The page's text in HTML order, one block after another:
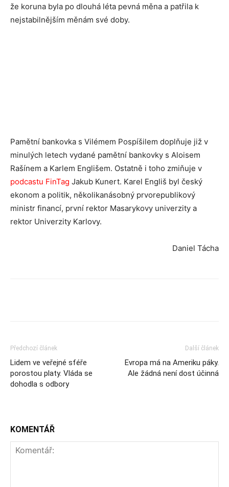
že koruna byla po dlouhá léta pevná měna a patřila k
nejstabilnějším měnám své doby.
Pamětní bankovka s Vilémem Pospíšilem doplňuje již v
minulých letech vydané pamětní bankovky s Aloisem
Rašínem a Karlem Englišem. Ostatně i toho zmiňuje v
podcastu FinTag Jakub Kunert. Karel Engliš byl český
ekonom a politik, několikanásobný prvorepublikový
ministr financí, první rektor Masarykovy univerzity a
rektor Univerzity Karlovy.
Daniel Tácha
Předchozí článek
Lidem ve veřejné sféře
porostou platy. Vláda se
dohodla s odbory
Další článek
Evropa má na Ameriku páky.
Ale žádná není dost účinná
KOMENTÁŘ